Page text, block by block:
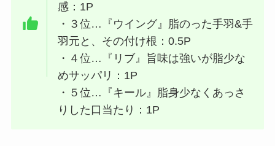
感：1P
・３位…『ウイング』脂のった手羽&手
羽元と、その付け根：0.5P
・４位…『リブ』旨味は強いが脂少な
めサッパリ：1P
・５位…『キール』脂身少なくあっさ
りした口当たり：1P